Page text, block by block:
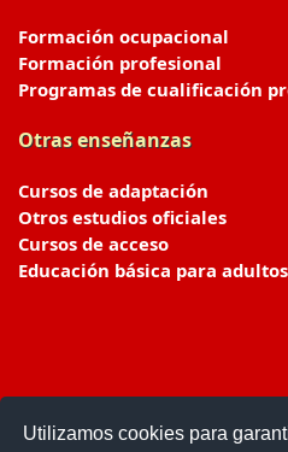
Utilizamos cookies para
Formación ocupacional
Formación profesional
Programas de cualificación
Otras enseñanzas
Cursos de adaptación
Otros estudios oficiales
Cursos de acceso
Educación básica para adultos